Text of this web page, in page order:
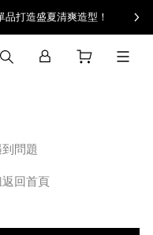
打造盛夏清爽造型！
問題
回首頁